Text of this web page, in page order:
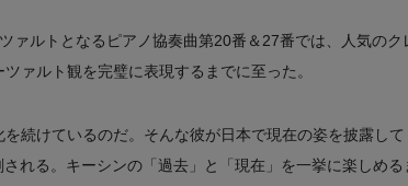
ァルトとなるピアノ協奏曲第20番＆27番では、人気の
ァルト観を完璧に表現するまでに至った。
を続けているのだ。そんな彼が日本で現在の姿を披露し
れる。キーシンの「過去」と「現在」を一挙に楽しめ